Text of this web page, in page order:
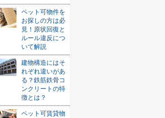
ペット可物件を
お探しの方は必
見！原状回復と
ルール違反につ
いて解説
建物構造にはそ
れぞれ違いがあ
る？鉄筋鉄骨コ
ンクリートの特
徴とは？
ペット可賃貸物